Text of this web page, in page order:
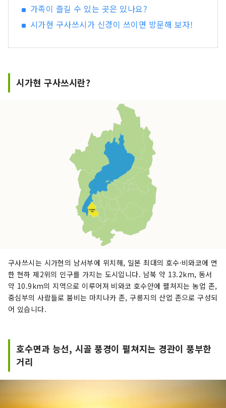
가족이 즐길 수 있는 곳은 있나요?
시가현 구사쓰시가 신경이 쓰이면 방문해 보자!
시가현 구사쓰시란?
구사쓰시는 시가현의 남서부에 위치해, 일본 ​​최대의 호수·비와코에 면
한 현하 제2위의 인구를 가지는 도시입니다. 남북 약 13.2km, 동서
약 10.9km의 지역으로 이루어져 비와코 호수안에 펼쳐지는 농업 존,
중심부의 사람들로 붐비는 마치나카 존, 구릉지의 산업 존으로 구성되
어 있습니다.
호수면과 능선, 시골 풍경이 펼쳐지는 경관이 풍부한
거리